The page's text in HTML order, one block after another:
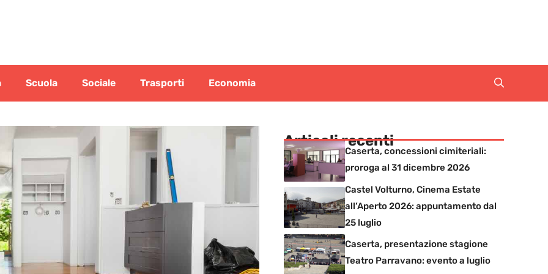
Scuola Sociale Trasporti Economia
Articoli recenti
Caserta, concessioni cimiteriali:
proroga al 31 dicembre 2026
Castel Volturno, Cinema Estate
all’Aperto 2026: appuntamento dal
25 luglio
Caserta, presentazione stagione
Teatro Parravano: evento a luglio